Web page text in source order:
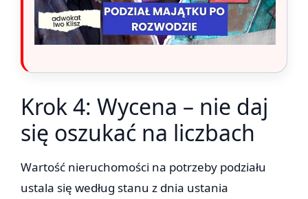
Krok 4: Wycena – nie daj
się oszukać na liczbach
Wartość nieruchomości na potrzeby podziału
ustala się według stanu z dnia ustania